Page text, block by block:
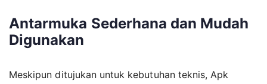
Antarmuka Sederhana dan Mudah
Digunakan
Meskipun ditujukan untuk kebutuhan teknis, Apk